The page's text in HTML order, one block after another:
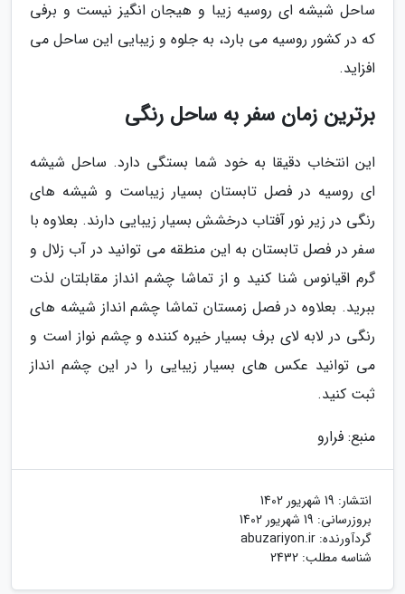
ساحل شیشه ای روسیه زیبا و هیجان انگیز نیست و برفی
که در کشور روسیه می بارد، به جلوه و زیبایی این ساحل می
افزاید.
برترین زمان سفر به ساحل رنگی
این انتخاب دقیقا به خود شما بستگی دارد. ساحل شیشه
ای روسیه در فصل تابستان بسیار زیباست و شیشه های
رنگی در زیر نور آفتاب درخشش بسیار زیبایی دارند. بعلاوه با
سفر در فصل تابستان به این منطقه می توانید در آب زلال و
گرم اقیانوس شنا کنید و از تماشا چشم انداز مقابلتان لذت
ببرید. بعلاوه در فصل زمستان تماشا چشم انداز شیشه های
رنگی در لابه لای برف بسیار خیره کننده و چشم نواز است و
می توانید عکس های بسیار زیبایی را در این چشم انداز
ثبت کنید.
منبع: فرارو
انتشار: 19 شهریور 1402
بروزرسانی: 19 شهریور 1402
گردآورنده: abuzariyon.ir
شناسه مطلب: 2432